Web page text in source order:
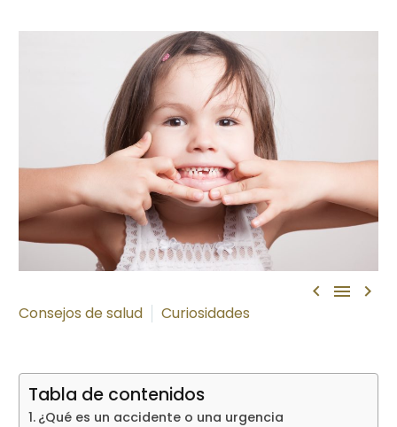
  
Consejos de salud Curiosidades
Tabla de contenidos
¿Qué es un accidente o una urgencia